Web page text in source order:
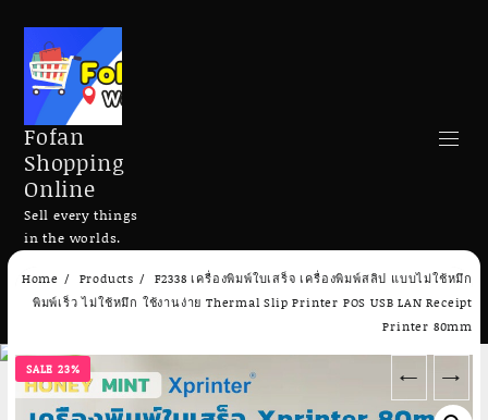
Skip
content
Fofan
Shopping
Online
Sell every things
in the worlds.
Search
Home Products
F2338 เครื่องพิมพ์ใบเสร็จ เครื่องพิมพ์สลิป แบบไม่ใช้หมึก
พิมพ์เร็ว ไม่ใช้หมึก ใช้งานง่าย Thermal Slip Printer POS USB LAN Receipt
Printer 80mm
SALE 23% ← →